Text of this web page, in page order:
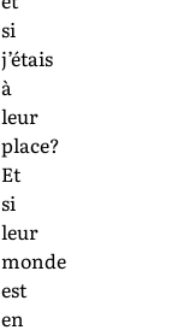
si
j’étais
à
leur
place?
Et
si
leur
monde
est
en